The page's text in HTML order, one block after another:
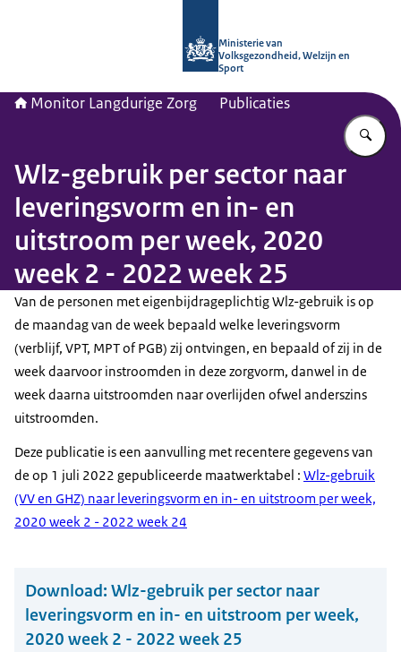
Ministerie van
Volksgezondheid, Welzijn en
Sport
Monitor Langdurige Zorg Publicaties
Wlz-gebruik per sector naar
leveringsvorm en in- en
uitstroom per week, 2020
week 2 - 2022 week 25
Van de personen met eigenbijdrageplichtig Wlz-gebruik is op
de maandag van de week bepaald welke leveringsvorm
(verblijf, VPT, MPT of PGB) zij ontvingen, en bepaald of zij in de
week daarvoor instroomden in deze zorgvorm, danwel in de
week daarna uitstroomden naar overlijden ofwel anderszins
uitstroomden.
Deze publicatie is een aanvulling met recentere gegevens van
de op 1 juli 2022 gepubliceerde maatwerktabel : Wlz-gebruik
(VV en GHZ) naar leveringsvorm en in- en uitstroom per week,
2020 week 2 - 2022 week 24
Download: Wlz-gebruik per sector naar
leveringsvorm en in- en uitstroom per week,
2020 week 2 - 2022 week 25